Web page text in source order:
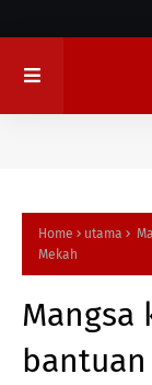
Home utama
Mekah
Mangsa
bantuan